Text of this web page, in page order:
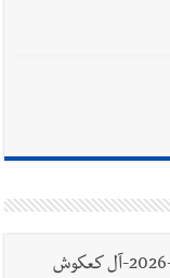
وفاة الحاجة رقية محمد حمودة -الدفن -6-8-2026-آل كعكوش